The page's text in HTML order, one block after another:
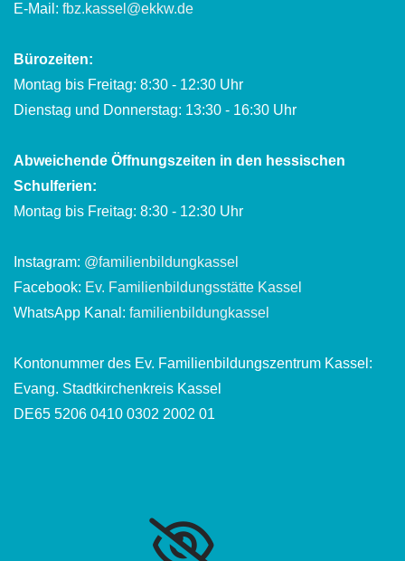
E-Mail: fbz.kassel@ekkw.de
Bürozeiten:
Montag bis Freitag: 8:30 - 12:30 Uhr
Dienstag und Donnerstag: 13:30 - 16:30 Uhr
Abweichende Öffnungszeiten in den hessischen
Schulferien:
Montag bis Freitag: 8:30 - 12:30 Uhr
Instagram: @familienbildungkassel
Facebook: Ev. Familienbildungsstätte Kassel
WhatsApp Kanal: familienbildungkassel
Kontonummer des Ev. Familienbildungszentrum Kassel:
Evang. Stadtkirchenkreis Kassel
DE65 5206 0410 0302 2002 01